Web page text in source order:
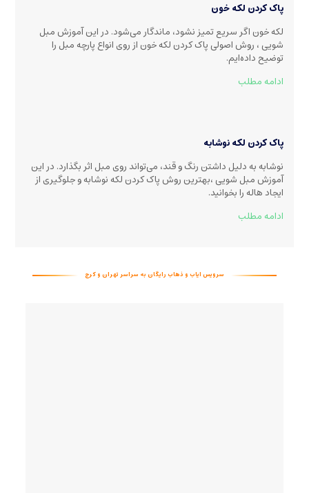
پاک کردن لکه خون
لکه خون اگر سریع تمیز نشود، ماندگار می‌شود. در این آموزش مبل
شویی ، روش اصولی پاک کردن لکه خون از روی انواع پارچه مبل را
توضیح داده‌ایم.
ادامه مطلب
پاک کردن لکه نوشابه
نوشابه به دلیل داشتن رنگ و قند، می‌تواند روی مبل اثر بگذارد. در این
آموزش مبل شویی ،بهترین روش پاک کردن لکه نوشابه و جلوگیری از
ایجاد هاله را بخوانید.
ادامه مطلب
سرویس ایاب و ذهاب رایگان به سراسر تهران و کرج